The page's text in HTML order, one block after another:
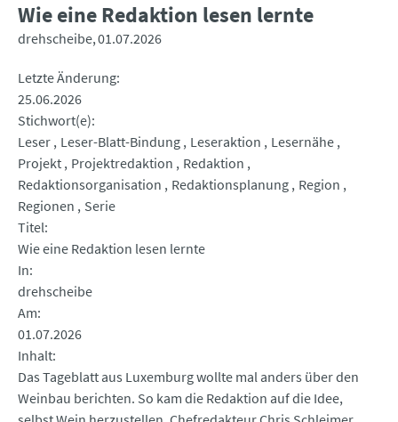
Wie eine Redaktion lesen lernte
drehscheibe 01.07.2026
Letzte Änderung
25.06.2026
Stichwort(e)
Leser Leser-Blatt-Bindung Leseraktion
Lesernähe
Projekt Projektredaktion
Redaktion
Redaktionsorganisation
Redaktionsplanung Region
Regionen
Serie
Titel
Wie eine Redaktion lesen lernte
In
drehscheibe
Am
01.07.2026
Inhalt
Das Tageblatt aus Luxemburg wollte mal anders über den
Weinbau berichten. So kam die Redaktion auf die Idee,